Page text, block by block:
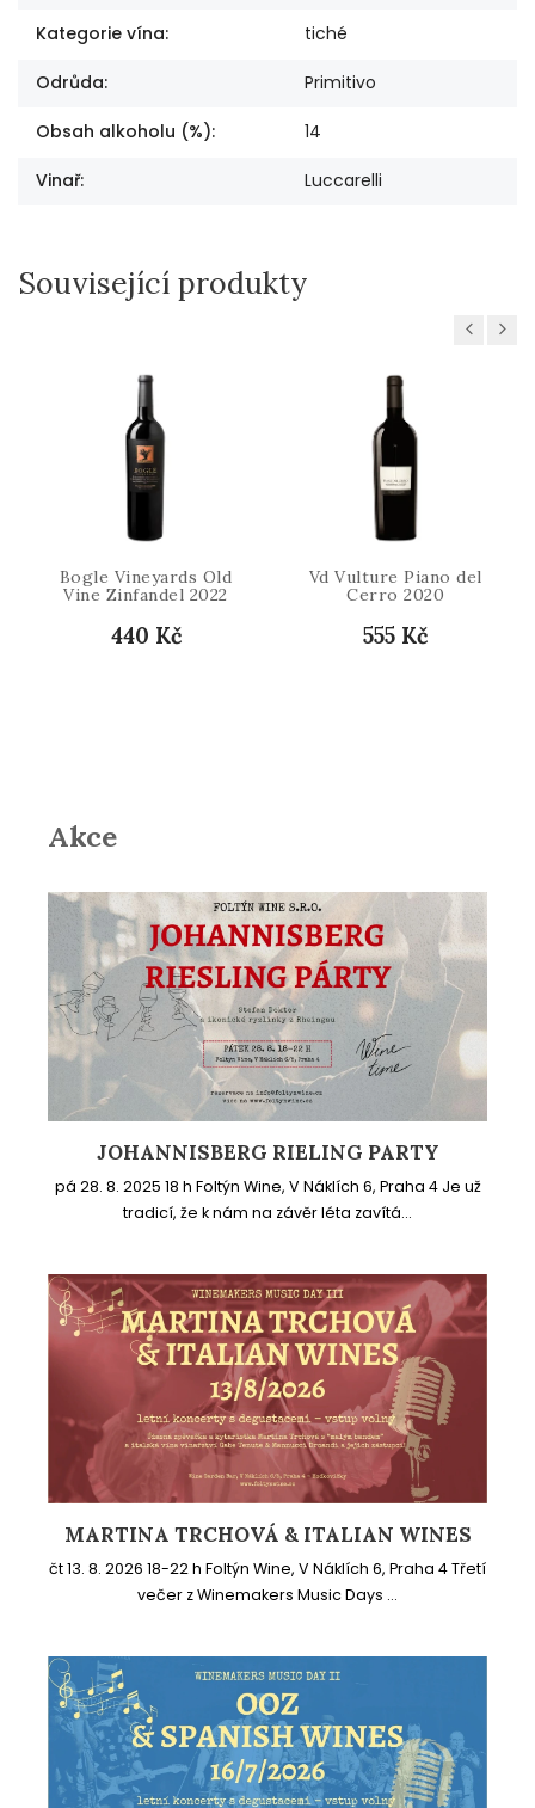
Kategorie vína: tiché
Odrůda: Primitivo
Obsah alkoholu (%): 14
Vinař: Luccarelli
Související produkty
Previous
Bogle Vineyards Old
Vine Zinfandel 2022
440 Kč
Vd Vulture Piano del
Cerro 2020
555 Kč
Next
Akce
JOHANNISBERG RIELING PARTY
pá 28. 8. 2025 18 h Foltýn Wine, V Náklích 6, Praha 4 Je už
tradicí, že k nám na závěr léta zavítá...
MARTINA TRCHOVÁ & ITALIAN WINES
čt 13. 8. 2026 18-22 h Foltýn Wine, V Náklích 6, Praha 4 Třetí
večer z Winemakers Music Days ...